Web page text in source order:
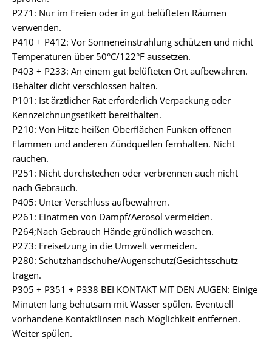
P271: Nur im Freien oder in gut belüfteten Räumen
verwenden.
P410 + P412: Vor Sonneneinstrahlung schützen und nicht
Temperaturen über 50°C/122°F aussetzen.
P403 + P233: An einem gut belüfteten Ort aufbewahren.
Behälter dicht verschlossen halten.
P101: Ist ärztlicher Rat erforderlich Verpackung oder
Kennzeichnungsetikett bereithalten.
P210: Von Hitze heißen Oberflächen Funken offenen
Flammen und anderen Zündquellen fernhalten. Nicht
rauchen.
P251: Nicht durchstechen oder verbrennen auch nicht
nach Gebrauch.
P405: Unter Verschluss aufbewahren.
P261: Einatmen von Dampf/Aerosol vermeiden.
P264;Nach Gebrauch Hände gründlich waschen.
P273: Freisetzung in die Umwelt vermeiden.
P280: Schutzhandschuhe/Augenschutz(Gesichtsschutz
tragen.
P305 + P351 + P338 BEI KONTAKT MIT DEN AUGEN: Einige
Minuten lang behutsam mit Wasser spülen. Eventuell
vorhandene Kontaktlinsen nach Möglichkeit entfernen.
Weiter spülen.